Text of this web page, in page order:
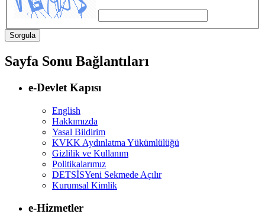
Sayfa Sonu Bağlantıları
e-Devlet Kapısı
English
Hakkımızda
Yasal Bildirim
KVKK Aydınlatma Yükümlülüğü
Gizlilik ve Kullanım
Politikalarımız
DETSİSYeni Sekmede Açılır
Kurumsal Kimlik
e-Hizmetler